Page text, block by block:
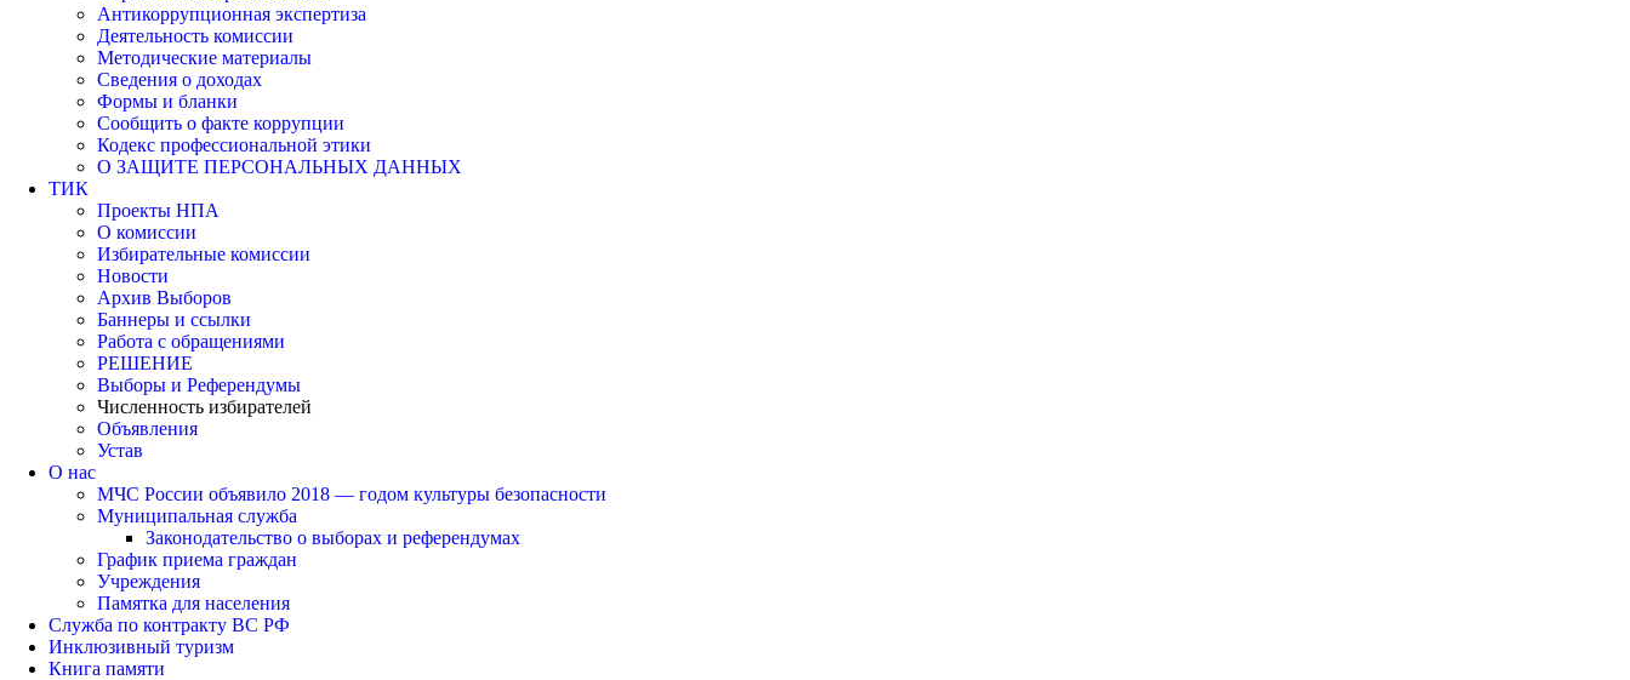
Антикоррупционная экспертиза
Деятельность комиссии
Методические материалы
Сведения о доходах
Формы и бланки
Сообщить о факте коррупции
Кодекс профессиональной этики
О ЗАЩИТЕ ПЕРСОНАЛЬНЫХ ДАННЫХ
ТИК
Проекты НПА
О комиссии
Избирательные комиссии
Новости
Архив Выборов
Баннеры и ссылки
Работа с обращениями
РЕШЕНИЕ
Выборы и Референдумы
Численность избирателей
Объявления
Устав
О нас
МЧС России объявило 2018 — годом культуры безопасности
Муниципальная служба
Законодательство о выборах и референдумах
График приема граждан
Учреждения
Памятка для населения
Служба по контракту ВС РФ
Инклюзивный туризм
Книга памяти